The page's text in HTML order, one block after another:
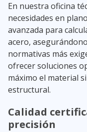
En nuestra oficina
necesidades en
avanzada para
acero,
normativas más
ofrecer soluciones
máximo el material
estructural.
Calidad
precisión